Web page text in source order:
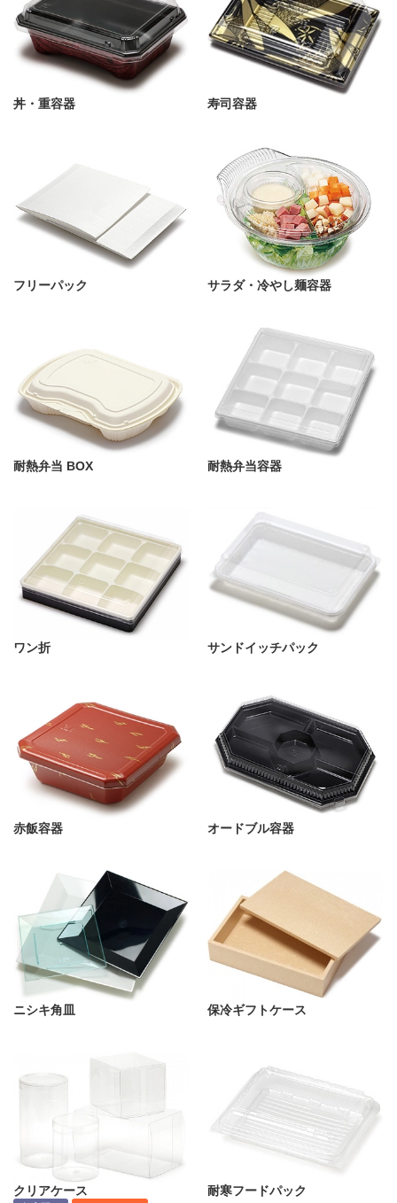
丼・重容器 寿司容器
フリーパック サラダ・冷やし麺容器
耐熱弁当 BOX 耐熱弁当容器
ワン折 サンドイッチパック
赤飯容器 オードブル容器
ニシキ角皿 保冷ギフトケース
クリアケース 耐寒フードパック